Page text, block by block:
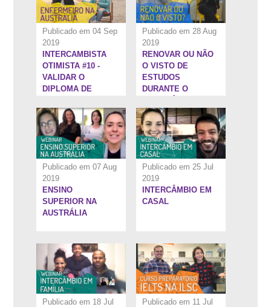
Publicado em 04 Sep
2019
INTERCAMBISTA
OTIMISTA #10 -
VALIDAR O
DIPLOMA DE
AUSTRÁLIA
Publicado em 28 Aug
2019
RENOVAR OU NÃO
O VISTO DE
ESTUDOS
DURANTE O
Publicado em 07 Aug
2019
1:37:51''
ENSINO
SUPERIOR NA
AUSTRÁLIA
Publicado em 25 Jul
2019
1:21:45''
INTERCÂMBIO EM
CASAL
Publicado em 18 Jul
1:35:12''
Publicado em 11 Jul